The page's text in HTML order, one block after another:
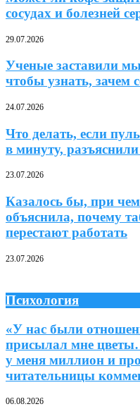
сосудах и болезней
29.07.2026
Ученые заставили
чтобы узнать, зачем
24.07.2026
Что делать, если
в минуту,
23.07.2026
Казалось бы, при
объяснила, почему
перестают работать
23.07.2026
Психология
«У нас были
присылал мне
у меня миллион и
читательницы
06.08.2026